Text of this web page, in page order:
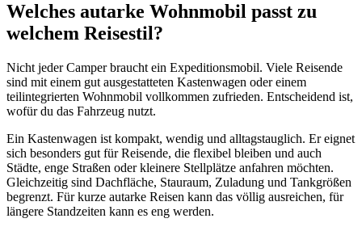
Welches autarke Wohnmobil passt zu
welchem Reisestil?
Nicht jeder Camper braucht ein Expeditionsmobil. Viele Reisende
sind mit einem gut ausgestatteten Kastenwagen oder einem
teilintegrierten Wohnmobil vollkommen zufrieden. Entscheidend ist,
wofür du das Fahrzeug nutzt.
Ein Kastenwagen ist kompakt, wendig und alltagstauglich. Er eignet
sich besonders gut für Reisende, die flexibel bleiben und auch
Städte, enge Straßen oder kleinere Stellplätze anfahren möchten.
Gleichzeitig sind Dachfläche, Stauraum, Zuladung und Tankgrößen
begrenzt. Für kurze autarke Reisen kann das völlig ausreichen, für
längere Standzeiten kann es eng werden.